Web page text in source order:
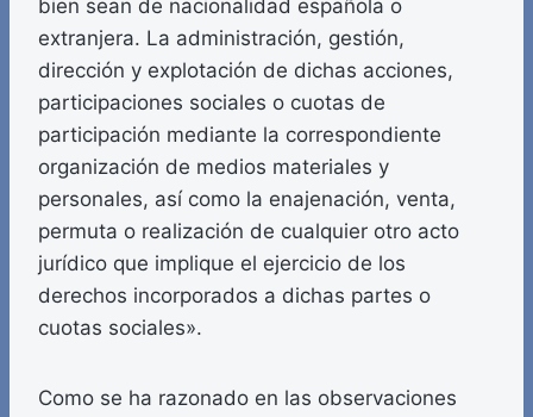
bien sean de nacionalidad española o
extranjera. La administración, gestión,
dirección y explotación de dichas acciones,
participaciones sociales o cuotas de
participación mediante la correspondiente
organización de medios materiales y
personales, así como la enajenación, venta,
permuta o realización de cualquier otro acto
jurídico que implique el ejercicio de los
derechos incorporados a dichas partes o
cuotas sociales».
Como se ha razonado en las observaciones